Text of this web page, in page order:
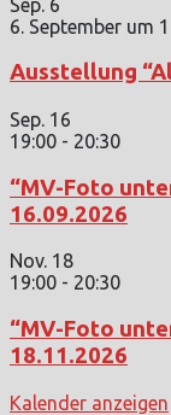
6. September um
Ausstellung
Sep. 16
19:00 - 20:30
“MV-Foto
16.09.2026
Nov. 18
19:00 - 20:30
“MV-Foto
18.11.2026
Kalender anzeigen